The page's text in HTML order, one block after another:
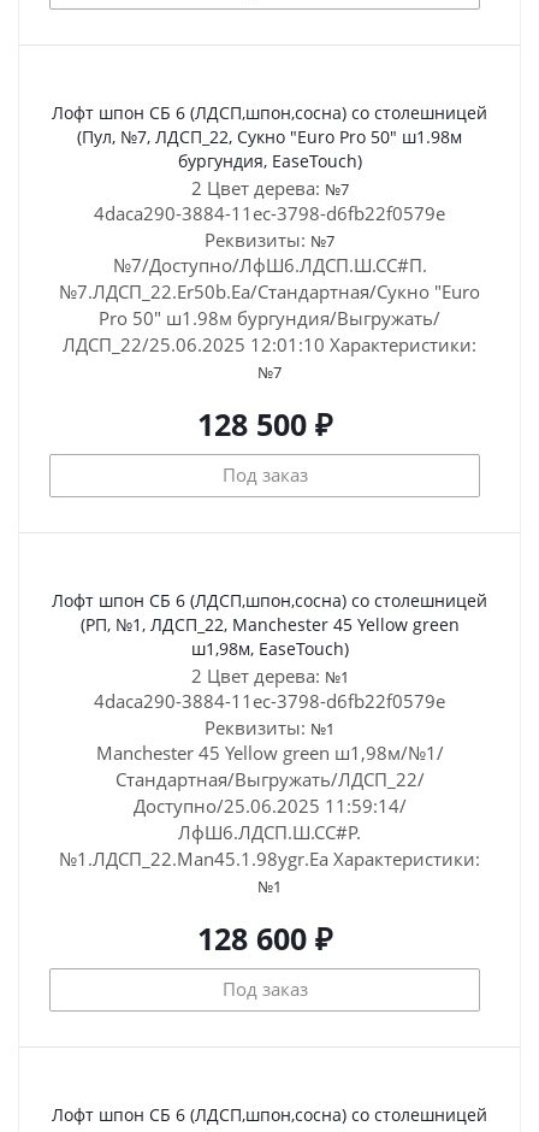
Лофт шпон СБ 6 (ЛДСП,шпон,сосна) со столешницей
(Пул, №7, ЛДСП_22, Сукно "Euro Pro 50" ш1.98м
бургундия, EaseTouch)
2 Цвет дерева: №7
4daca290-3884-11ec-3798-d6fb22f0579e
Реквизиты: №7
№7/Доступно/ЛфШ6.ЛДСП.Ш.СС#П.
№7.ЛДСП_22.Er50b.Ea/Стандартная/Сукно "Euro
Pro 50" ш1.98м бургундия/Выгружать/
ЛДСП_22/25.06.2025 12:01:10 Характеристики:
№7
128 500 ₽
Под заказ
Лофт шпон СБ 6 (ЛДСП,шпон,сосна) со столешницей
(РП, №1, ЛДСП_22, Manchester 45 Yellow green
ш1,98м, EaseTouch)
2 Цвет дерева: №1
4daca290-3884-11ec-3798-d6fb22f0579e
Реквизиты: №1
Manchester 45 Yellow green ш1,98м/№1/
Стандартная/Выгружать/ЛДСП_22/
Доступно/25.06.2025 11:59:14/
ЛфШ6.ЛДСП.Ш.СС#Р.
№1.ЛДСП_22.Man45.1.98ygr.Ea Характеристики:
№1
128 600 ₽
Под заказ
Лофт шпон СБ 6 (ЛДСП,шпон,сосна) со столешницей